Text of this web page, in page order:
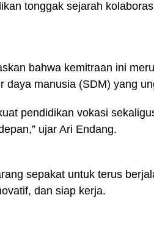
tonggak sejarah
bahwa kemitraan ini
daya manusia (SDM) yang
pendidikan vokasi
ujar Ari Endang.
sepakat untuk terus
dan siap kerja.